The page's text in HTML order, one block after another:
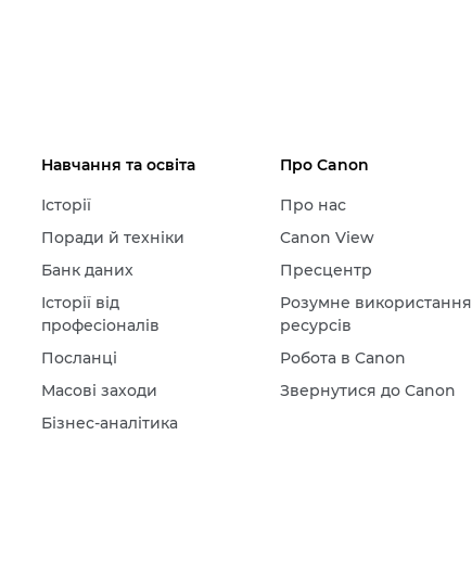
Навчання та освіта
Історії
Поради й техніки
Банк даних
Історії від
професіоналів
Посланці
Масові заходи
Бізнес-аналітика
Про Canon
Про нас
Canon View
Пресцентр
Розумне використання
ресурсів
Робота в Canon
Звернутися до Canon